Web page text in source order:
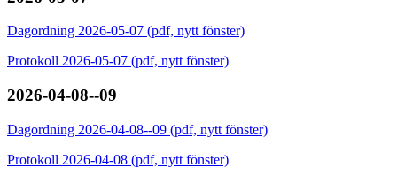
Dagordning 2026-05-07 (pdf, nytt fönster)
Protokoll 2026-05-07 (pdf, nytt fönster)
2026-04-08--09
Dagordning 2026-04-08--09 (pdf, nytt fönster)
Protokoll 2026-04-08 (pdf, nytt fönster)